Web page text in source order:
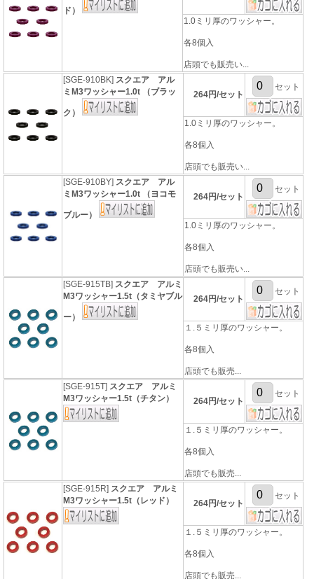
ド）
1.0ミリ厚のワッシャー。
各8個入
店頭でも販売い...
[SGE-910BK] スクエア アル
ミM3ワッシャー1.0t （ブラッ
ク）
264円/セット
セット
1.0ミリ厚のワッシャー。
各8個入
店頭でも販売い...
[SGE-910BY] スクエア アル
ミM3ワッシャー1.0t （ヨコモ
ブルー）
264円/セット
セット
1.0ミリ厚のワッシャー。
各8個入
店頭でも販売い...
[SGE-915TB] スクエア アルミ
M3ワッシャー1.5t（タミヤブル
ー）
264円/セット
セット
１.５ミリ厚のワッシャー。
各8個入
店頭でも販売...
[SGE-915T] スクエア アルミ
M3ワッシャー1.5t（チタン）
264円/セット
セット
１.５ミリ厚のワッシャー。
各8個入
店頭でも販売...
[SGE-915R] スクエア アルミ
M3ワッシャー1.5t（レッド）
264円/セット
セット
１.５ミリ厚のワッシャー。
各8個入
店頭でも販売...